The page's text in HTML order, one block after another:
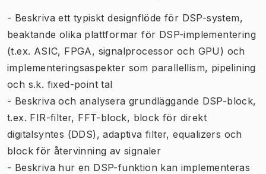
- Beskriva ett typiskt designflöde för DSP-system,
beaktande olika plattformar för DSP-implementering
(t.ex. ASIC, FPGA, signalprocessor och GPU) och
implementeringsaspekter som parallellism, pipelining
och s.k. fixed-point tal
- Beskriva och analysera grundläggande DSP-block,
t.ex. FIR-filter, FFT-block, block för direkt
digitalsyntes (DDS), adaptiva filter, equalizers och
block för återvinning av signaler
- Beskriva hur en DSP-funktion kan implementeras